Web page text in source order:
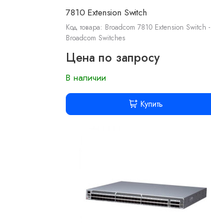
7810 Extension Switch
Код товара: Broadcom 7810 Extension Switch -
Broadcom Switches
Цена по запросу
В наличии
Купить